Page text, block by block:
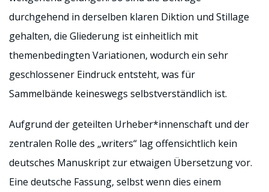
durchgehend in derselben klaren Diktion und Stillage
gehalten, die Gliederung ist einheitlich mit
themenbedingten Variationen, wodurch ein sehr
geschlossener Eindruck entsteht, was für
Sammelbände keineswegs selbstverständlich ist.
Aufgrund der geteilten Urheber*innenschaft und der
zentralen Rolle des „writers“ lag offensichtlich kein
deutsches Manuskript zur etwaigen Übersetzung vor.
Eine deutsche Fassung, selbst wenn dies einem